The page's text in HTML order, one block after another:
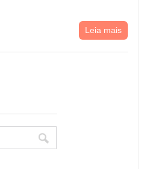
Leia mais